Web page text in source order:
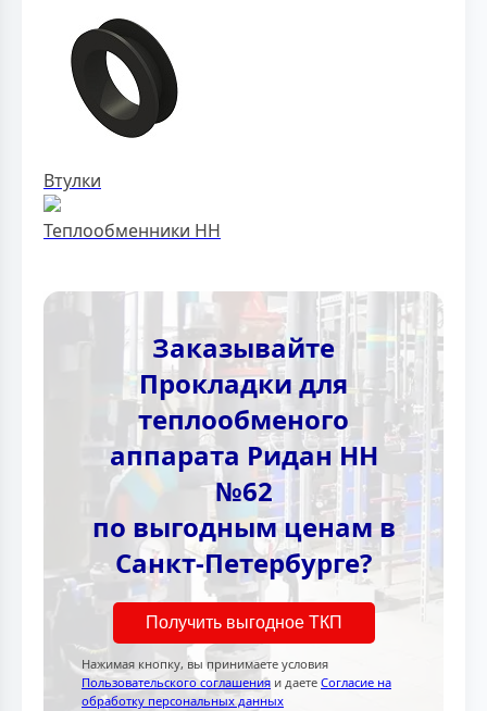
Втулки
Теплообменники НН
Заказывайте
Прокладки для
теплообменого
аппарата Ридан НН
№62
по выгодным ценам в
Санкт-Петербурге?
Получить выгодное ТКП
Нажимая кнопку, вы принимаете условия
Пользовательского соглашения и даете Согласие на
обработку персональных данных